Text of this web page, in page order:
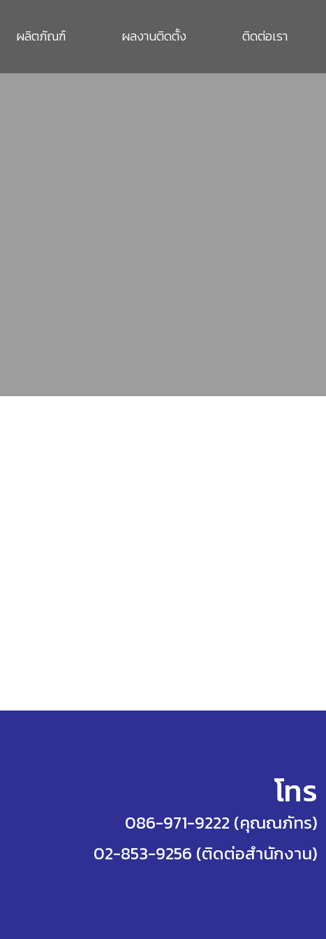
ผลิตภัณฑ์ ผลงานติดตั้ง ติดต่อเรา
โทร
086-971-9222 (คุณณภัทร)
02-853-9256 (ติดต่อสำนักงาน)